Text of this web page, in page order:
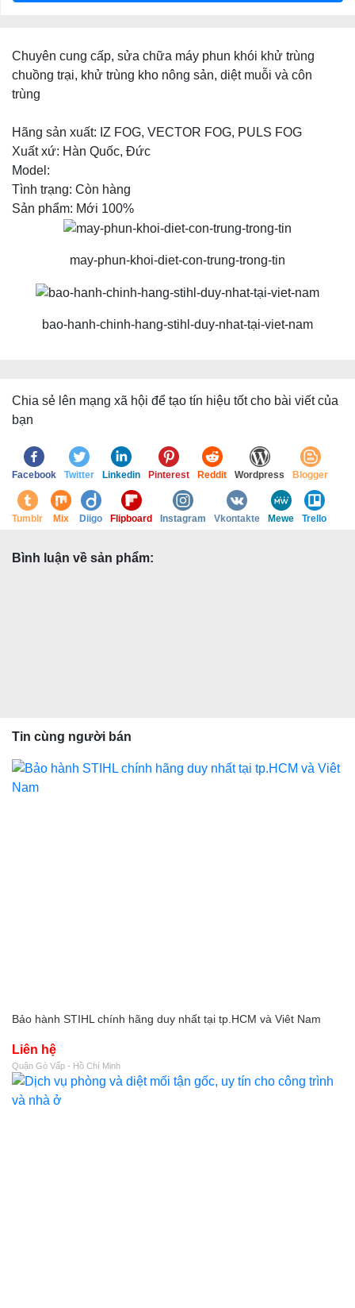
Chuyên cung cấp, sửa chữa máy phun khói khử trùng
chuồng trại, khử trùng kho nông sản, diệt muỗi và côn
trùng
Hãng sản xuất: IZ FOG, VECTOR FOG, PULS FOG
Xuất xứ: Hàn Quốc, Đức
Model:
Tình trạng: Còn hàng
Sản phẩm: Mới 100%
may-phun-khoi-diet-con-trung-trong-tin
bao-hanh-chinh-hang-stihl-duy-nhat-tại-viet-nam
Chia sẻ lên mạng xã hội để tạo tín hiệu tốt cho bài viết của
bạn
Facebook Twitter Linkedin Pinterest Reddit Wordpress Blogger
Tumblr Mix Diigo Flipboard Instagram Vkontakte Mewe Trello
Bình luận về sản phẩm:
Tin cùng người bán
Bảo hành STIHL chính hãng duy nhất tại tp.HCM và Viêt Nam
Liên hệ
Quận Gò Vấp - Hồ Chí Minh